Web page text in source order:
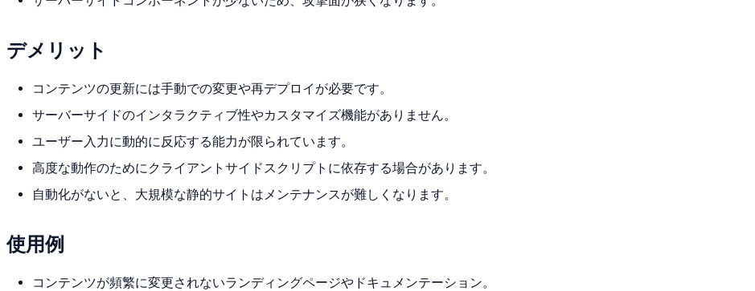
デメリット
コンテンツの更新には手動での変更や再デプロイが必要です。
サーバーサイドのインタラクティブ性やカスタマイズ機能がありません。
ユーザー入力に動的に反応する能力が限られています。
高度な動作のためにクライアントサイドスクリプトに依存する場合があります。
自動化がないと、大規模な静的サイトはメンテナンスが難しくなります。
使用例
コンテンツが頻繁に変更されないランディングページやドキュメンテーション。